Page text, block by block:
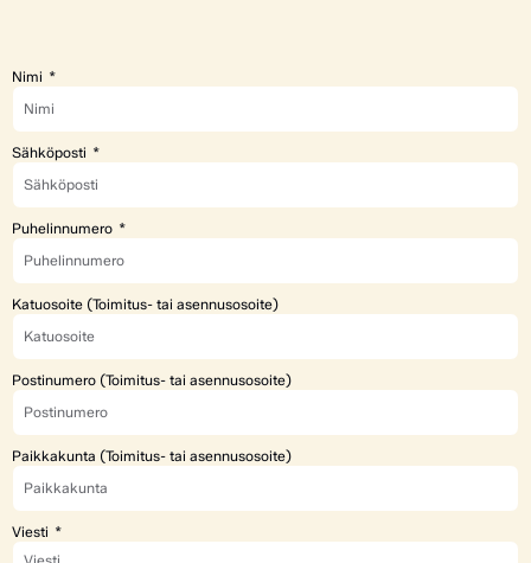
Nimi
Sähköposti
Puhelinnumero
Katuosoite (Toimitus- tai asennusosoite)
Postinumero (Toimitus- tai asennusosoite)
Paikkakunta (Toimitus- tai asennusosoite)
Viesti